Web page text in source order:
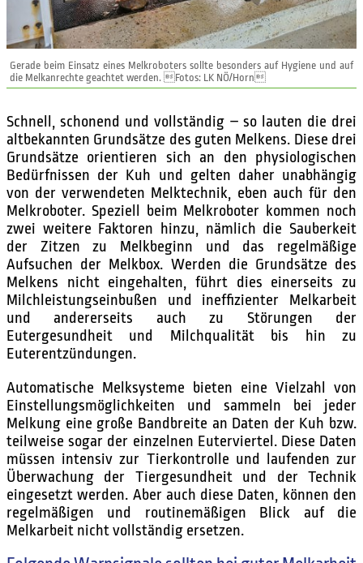
Gerade beim Einsatz eines Melkroboters sollte besonders auf Hygiene und auf
die Melkanrechte geachtet werden. Fotos: LK NÖ/Horn
Schnell, schonend und vollständig – so lauten die drei
altbekannten Grundsätze des guten Melkens. Diese drei
Grundsätze orientieren sich an den physiologischen
Bedürfnissen der Kuh und gelten daher unabhängig
von der verwendeten Melktechnik, eben auch für den
Melkroboter. Speziell beim Melkroboter kommen noch
zwei weitere Faktoren hinzu, nämlich die Sauberkeit
der Zitzen zu Melkbeginn und das regelmäßige
Aufsuchen der Melkbox. Werden die Grundsätze des
Melkens nicht eingehalten, führt dies einerseits zu
Milchleistungseinbußen und ineffizienter Melkarbeit
und andererseits auch zu Störungen der
Eutergesundheit und Milchqualität bis hin zu
Euterentzündungen.
Automatische Melksysteme bieten eine Vielzahl von
Einstellungsmöglichkeiten und sammeln bei jeder
Melkung eine große Bandbreite an Daten der Kuh bzw.
teilweise sogar der einzelnen Euterviertel. Diese Daten
müssen intensiv zur Tierkontrolle und laufenden zur
Überwachung der Tiergesundheit und der Technik
eingesetzt werden. Aber auch diese Daten, können den
regelmäßigen und routinemäßigen Blick auf die
Melkarbeit nicht vollständig ersetzen.